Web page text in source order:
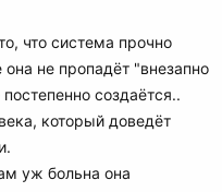
что система прочно
не пропадёт "внезапно
создаётся..
который доведёт
уж больна она